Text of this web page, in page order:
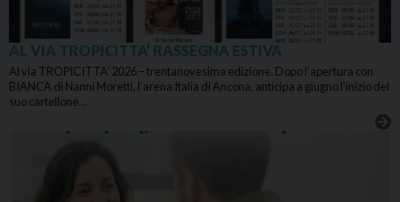
AL VIA TROPICITTA’ RASSEGNA ESTIVA
Al via TROPICITTA’ 2026 – trentanovesima edizione. Dopo l’apertura con
BIANCA di Nanni Moretti, l’arena Italia di Ancona, anticipa a giugno l’inizio del
suo cartellone…